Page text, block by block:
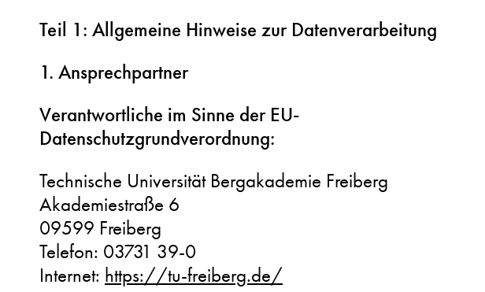
Teil 1: Allgemeine Hinweise zur Datenverarbeitung
1. Ansprechpartner
Verantwortliche im Sinne der EU-
Datenschutzgrundverordnung:
Technische Universität Bergakademie Freiberg
Akademiestraße 6
09599 Freiberg
Telefon: 03731 39-0
Internet: https://tu-freiberg.de/